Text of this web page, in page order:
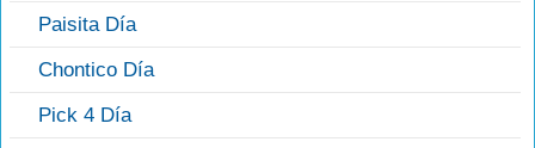
Paisita Día
Chontico Día
Pick 4 Día